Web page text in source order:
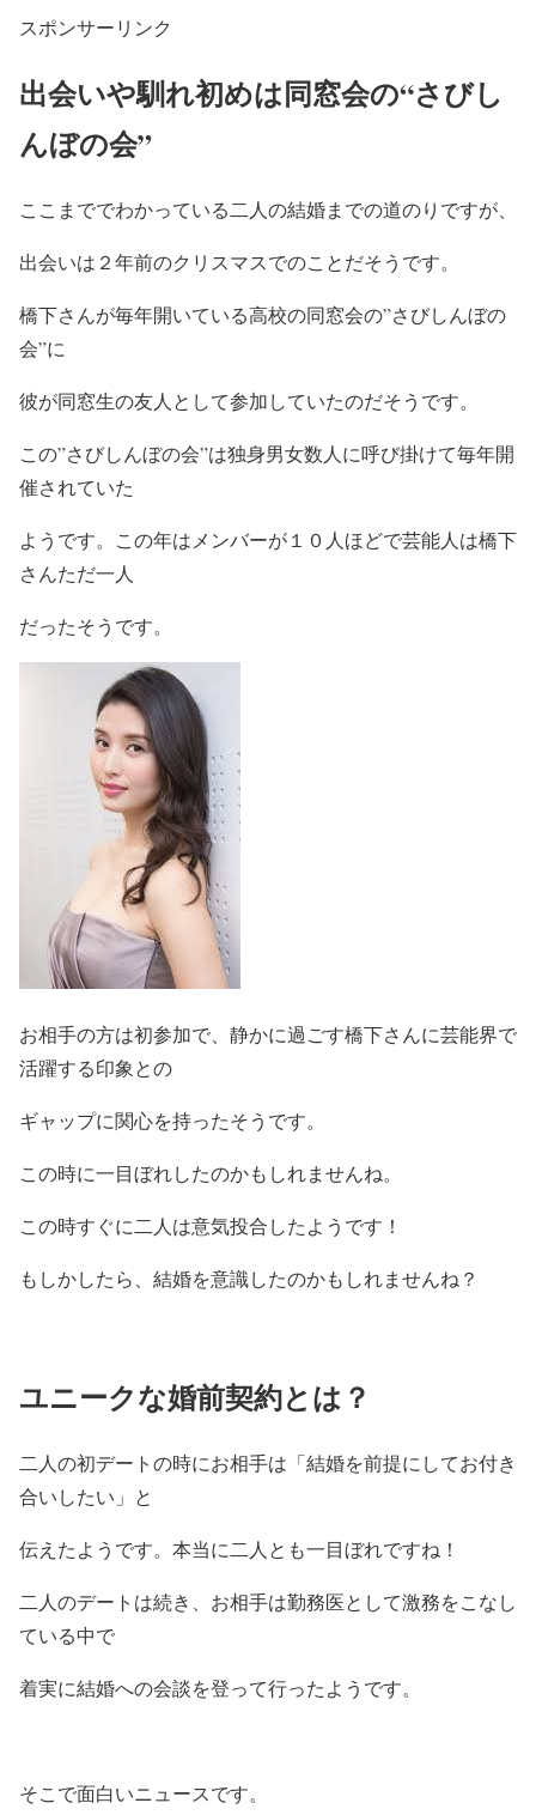
スポンサーリンク
出会いや馴れ初めは同窓会の“さびし
んぼの会”
ここまででわかっている二人の結婚までの道のりですが、
出会いは２年前のクリスマスでのことだそうです。
橋下さんが毎年開いている高校の同窓会の”さびしんぼの
会”に
彼が同窓生の友人として参加していたのだそうです。
この”さびしんぼの会”は独身男女数人に呼び掛けて毎年開
催されていた
ようです。この年はメンバーが１０人ほどで芸能人は橋下
さんただ一人
だったそうです。
お相手の方は初参加で、静かに過ごす橋下さんに芸能界で
活躍する印象との
ギャップに関心を持ったそうです。
この時に一目ぼれしたのかもしれませんね。
この時すぐに二人は意気投合したようです！
もしかしたら、結婚を意識したのかもしれませんね？
ユニークな婚前契約とは？
二人の初デートの時にお相手は「結婚を前提にしてお付き
合いしたい」と
伝えたようです。本当に二人とも一目ぼれですね！
二人のデートは続き、お相手は勤務医として激務をこなし
ている中で
着実に結婚への会談を登って行ったようです。
そこで面白いニュースです。